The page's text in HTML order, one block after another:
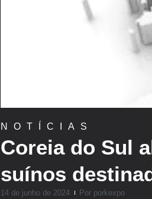
NOTÍCIAS
Coreia do Sul
suínos
14 de junho de 2024 Por porkexpo